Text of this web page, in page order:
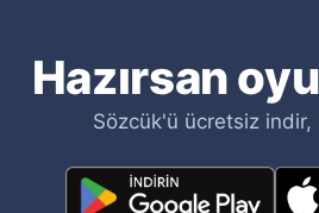
Hazırsan
Sözcük'ü ücretsiz indir,